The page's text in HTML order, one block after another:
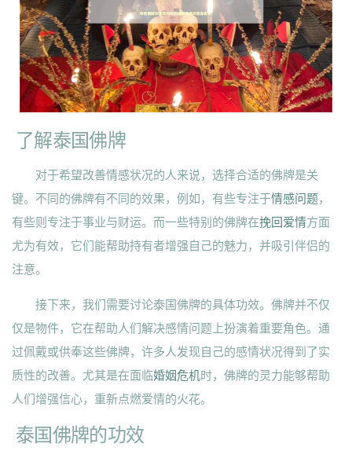
了解泰国佛牌
对于希望改善情感状况的人来说，选择合适的佛牌是关
键。不同的佛牌有不同的效果，例如，有些专注于情感问题，
有些则专注于事业与财运。而一些特别的佛牌在挽回爱情方面
尤为有效，它们能帮助持有者增强自己的魅力，并吸引伴侣的
注意。
接下来，我们需要讨论泰国佛牌的具体功效。佛牌并不仅
仅是物件，它在帮助人们解决感情问题上扮演着重要角色。通
过佩戴或供奉这些佛牌，许多人发现自己的感情状况得到了实
质性的改善。尤其是在面临婚姻危机时，佛牌的灵力能够帮助
人们增强信心，重新点燃爱情的火花。
泰国佛牌的功效